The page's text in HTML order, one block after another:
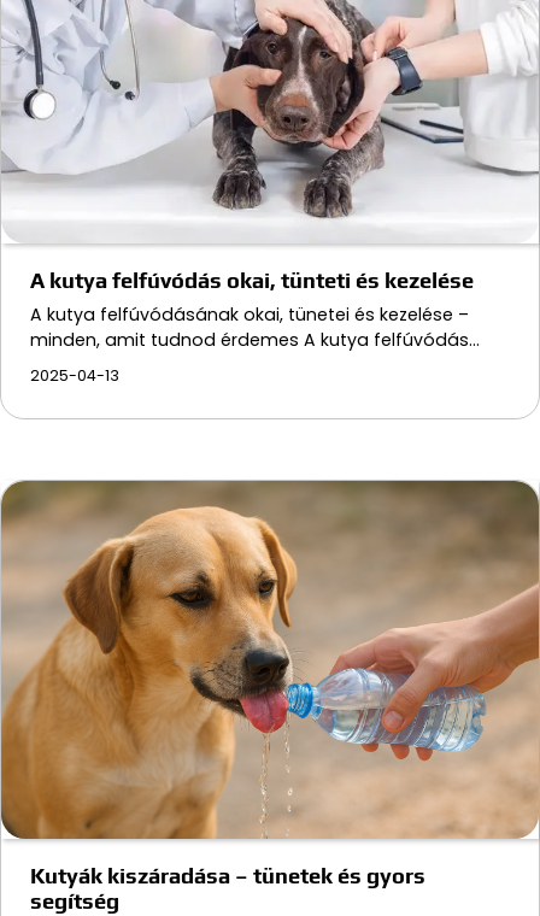
A kutya felfúvódás okai, tünteti és kezelése
A kutya felfúvódásának okai, tünetei és kezelése –
minden, amit tudnod érdemes A kutya felfúvódás…
2025-04-13
Kutyák kiszáradása – tünetek és gyors
segítség